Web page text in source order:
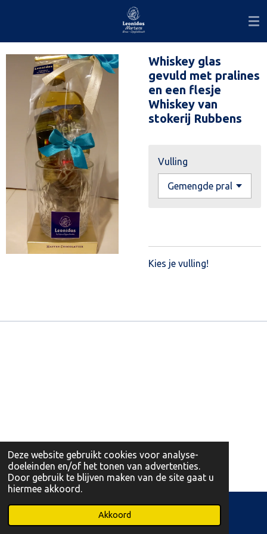
Deze website gebruikt cookies voor analyse-
doeleinden en/of het tonen van advertenties.
Door gebruik te blijven maken van de site gaat u
hiermee akkoord.
Akkoord
naar
de
hoofdinhoud
Whiskey glas
gevuld met pralines
en een flesje
Whiskey van
stokerij Rubbens
Vulling
Kies je vulling!
© 2026 Leonidas Martens Opglabbeek en Bree